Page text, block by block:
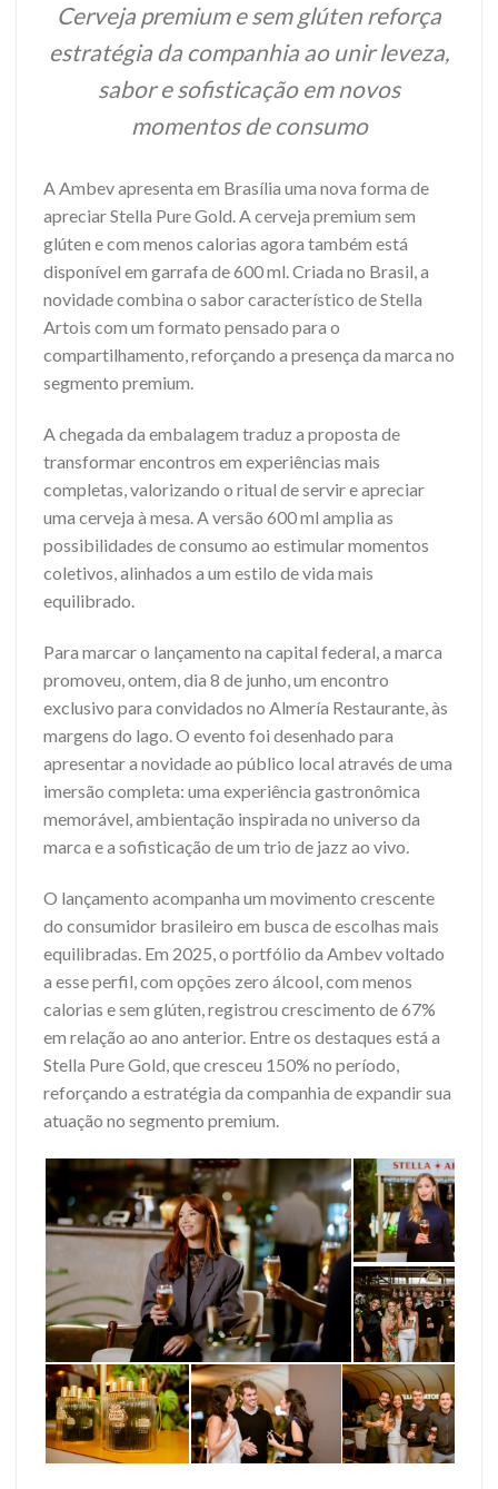
Cerveja premium e sem glúten reforça
estratégia da companhia ao unir leveza,
sabor e sofisticação em novos
momentos de consumo
A Ambev apresenta em Brasília uma nova forma de
apreciar Stella Pure Gold. A cerveja premium sem
glúten e com menos calorias agora também está
disponível em garrafa de 600 ml. Criada no Brasil, a
novidade combina o sabor característico de Stella
Artois com um formato pensado para o
compartilhamento, reforçando a presença da marca no
segmento premium.
A chegada da embalagem traduz a proposta de
transformar encontros em experiências mais
completas, valorizando o ritual de servir e apreciar
uma cerveja à mesa. A versão 600 ml amplia as
possibilidades de consumo ao estimular momentos
coletivos, alinhados a um estilo de vida mais
equilibrado.
Para marcar o lançamento na capital federal, a marca
promoveu, ontem, dia 8 de junho, um encontro
exclusivo para convidados no Almería Restaurante, às
margens do lago. O evento foi desenhado para
apresentar a novidade ao público local através de uma
imersão completa: uma experiência gastronômica
memorável, ambientação inspirada no universo da
marca e a sofisticação de um trio de jazz ao vivo.
O lançamento acompanha um movimento crescente
do consumidor brasileiro em busca de escolhas mais
equilibradas. Em 2025, o portfólio da Ambev voltado
a esse perfil, com opções zero álcool, com menos
calorias e sem glúten, registrou crescimento de 67%
em relação ao ano anterior. Entre os destaques está a
Stella Pure Gold, que cresceu 150% no período,
reforçando a estratégia da companhia de expandir sua
atuação no segmento premium.